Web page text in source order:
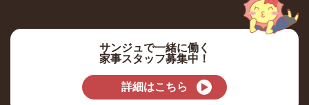
サンジュで一緒に働く
家事スタッフ募集中！
詳細はこちら